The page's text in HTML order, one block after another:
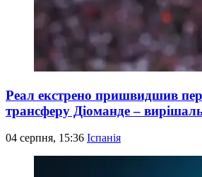
Реал екстрено пришвидшив
трансферу Діоманде –
04 серпня, 15:36 Іспанія